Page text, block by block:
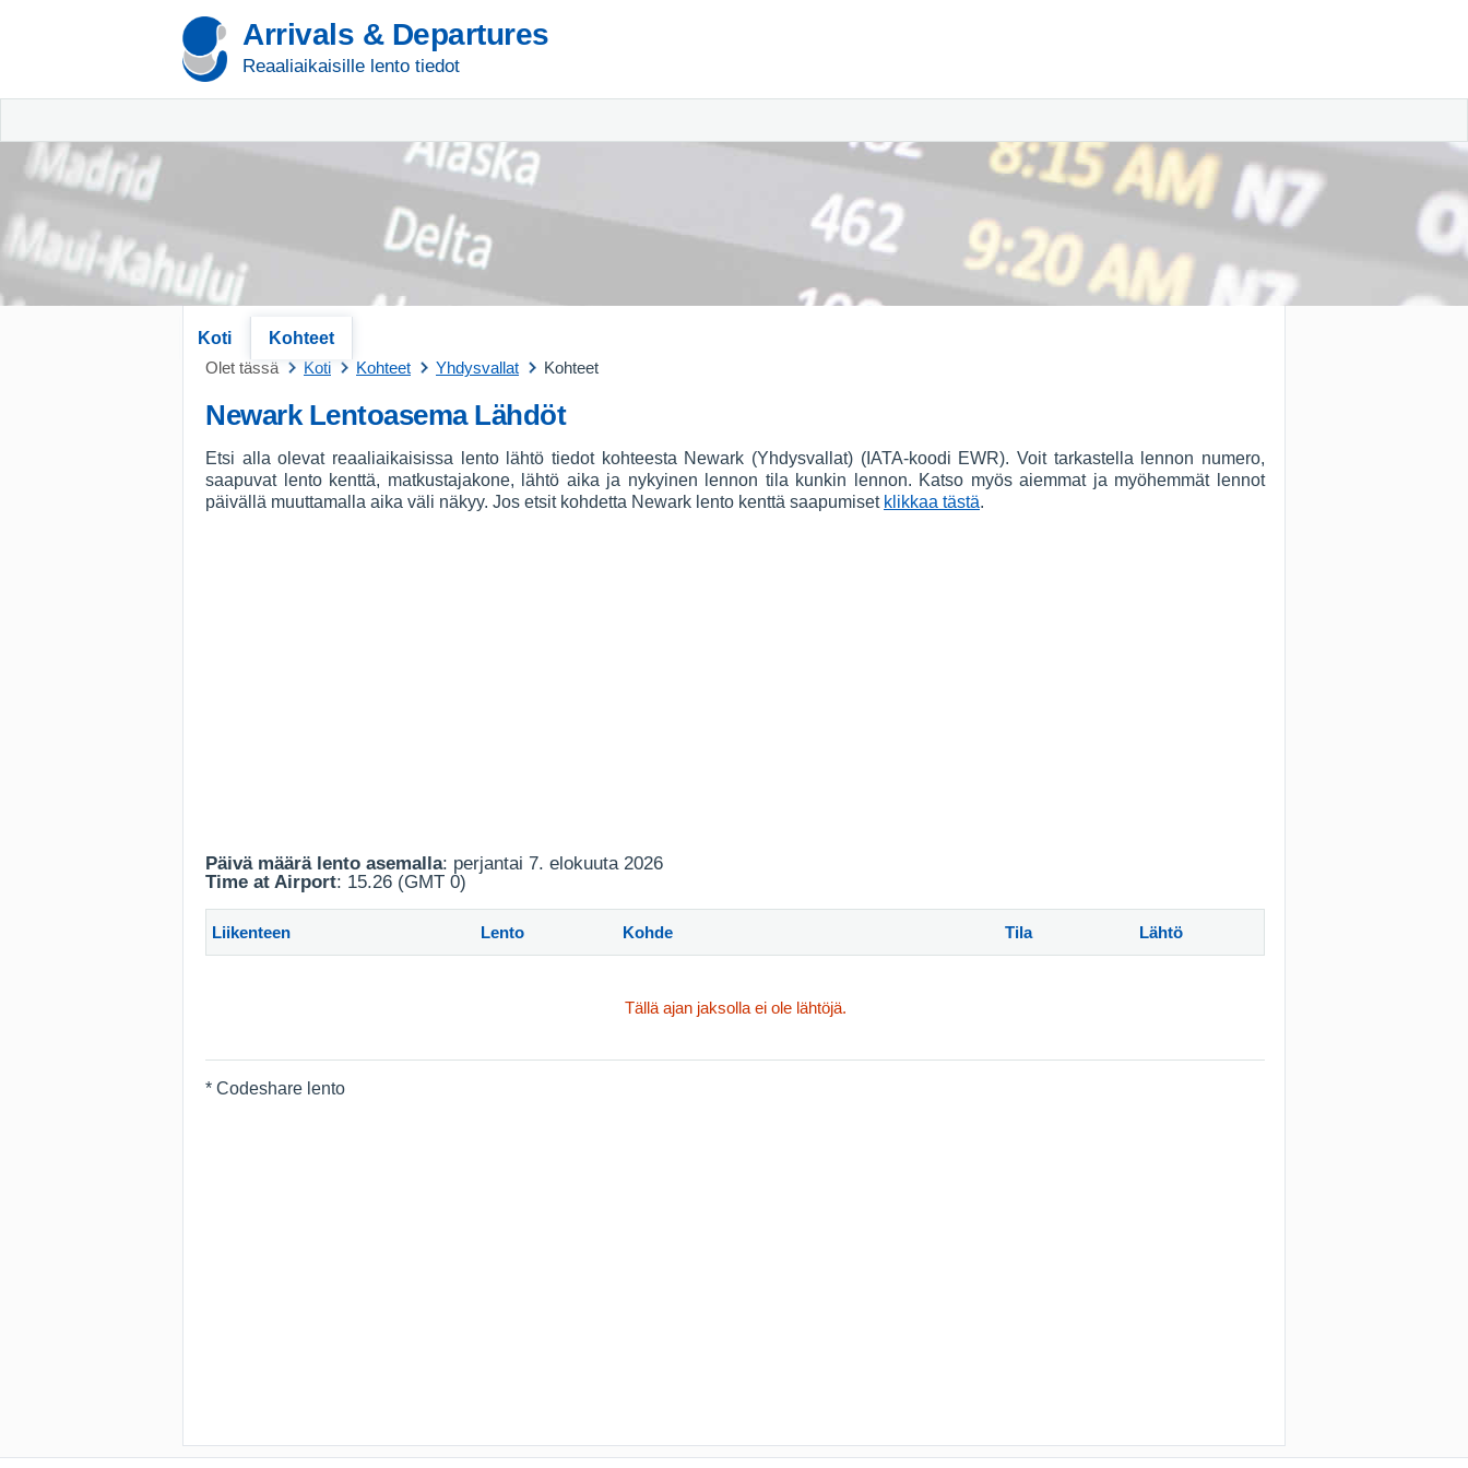
Arrivals & Departures
Reaaliaikaisille lento tiedot
Koti
Kohteet
Olet tässä
Koti Kohteet Yhdysvallat Kohteet
Newark Lentoasema Lähdöt
Etsi alla olevat reaaliaikaisissa lento lähtö tiedot kohteesta Newark (Yhdysvallat) (IATA-koodi EWR). Voit tarkastella lennon numero,
saapuvat lento kenttä, matkustajakone, lähtö aika ja nykyinen lennon tila kunkin lennon. Katso myös aiemmat ja myöhemmät lennot
päivällä muuttamalla aika väli näkyy. Jos etsit kohdetta Newark lento kenttä saapumiset klikkaa tästä.
Päivä määrä lento asemalla: perjantai 7. elokuuta 2026
Time at Airport: 15.26 (GMT 0)
Liikenteen Lento Kohde Tila Lähtö
Tällä ajan jaksolla ei ole lähtöjä.
* Codeshare lento